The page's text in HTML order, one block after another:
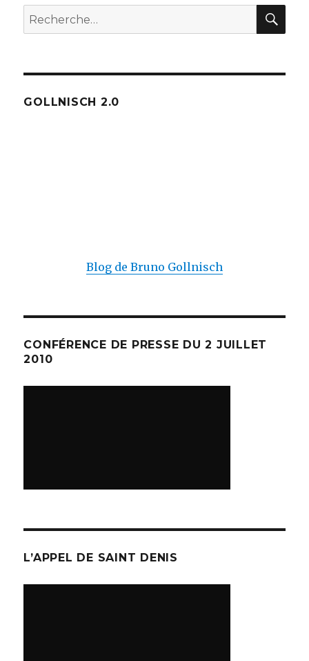
Recherche
pour :
GOLLNISCH 2.0
Blog de Bruno Gollnisch
CONFÉRENCE DE PRESSE DU 2 JUILLET
2010
L’APPEL DE SAINT DENIS